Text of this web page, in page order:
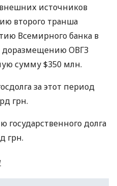
источников
второго транша
Всемирного банка в
доразмещениюОВГЗ
сумму $350 млн.
за этот период
грн.
государственного долга
грн.